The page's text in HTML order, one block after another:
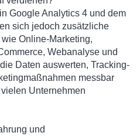
Google Analytics 4 und dem
sich jedoch zusätzliche
Online-Marketing,
Webanalyse und
Daten auswerten, Tracking-
messbar
Unternehmen
und